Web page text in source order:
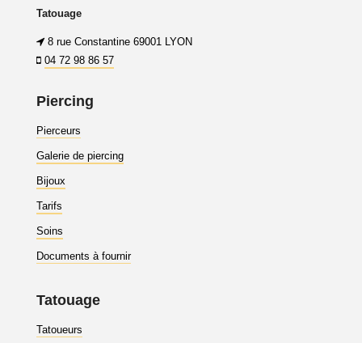
Tatouage
8 rue Constantine 69001 LYON
04 72 98 86 57
Piercing
Pierceurs
Galerie de piercing
Bijoux
Tarifs
Soins
Documents à fournir
Tatouage
Tatoueurs